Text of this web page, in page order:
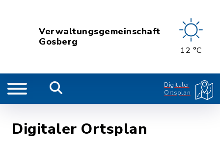
Verwaltungsgemeinschaft
Gosberg
12 °C
Digitaler
Ortsplan
Digitaler Ortsplan